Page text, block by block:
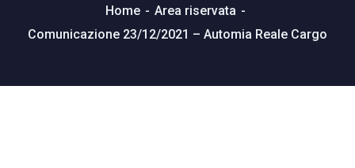
Home
Area riservata
Comunicazione 23/12/2021 – Automia Reale Cargo